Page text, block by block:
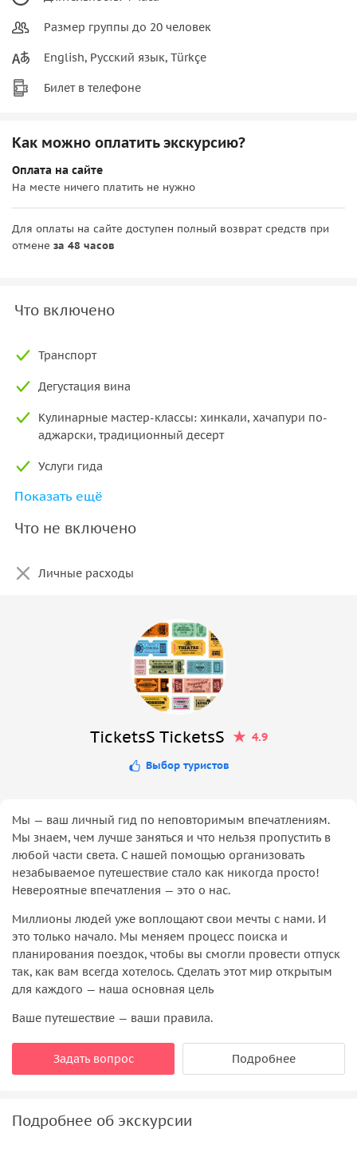
Размер группы до 20 человек
English, Русский язык, Türkçe
Билет в телефоне
Как можно оплатить экскурсию?
Оплата на сайте
На месте ничего платить не нужно
Для оплаты на сайте доступен полный возврат средств при
отмене за 48 часов
Что включено
Транспорт
Дегустация вина
Кулинарные мастер-классы: хинкали, хачапури по-
аджарски, традиционный десерт
Услуги гида
Ужин
Показать ещё
Что не включено
Личные расходы
TicketsS TicketsS 4.9
Выбор туристов
Мы — ваш личный гид по неповторимым впечатлениям.
Мы знаем, чем лучше заняться и что нельзя пропустить в
любой части света. С нашей помощью организовать
незабываемое путешествие стало как никогда просто!
Невероятные впечатления — это о нас.
Миллионы людей уже воплощают свои мечты с нами. И
это только начало. Мы меняем процесс поиска и
планирования поездок, чтобы вы смогли провести отпуск
так, как вам всегда хотелось. Сделать этот мир открытым
для каждого — наша основная цель
Ваше путешествие — ваши правила.
Задать вопрос Подробнее
Подробнее об экскурсии